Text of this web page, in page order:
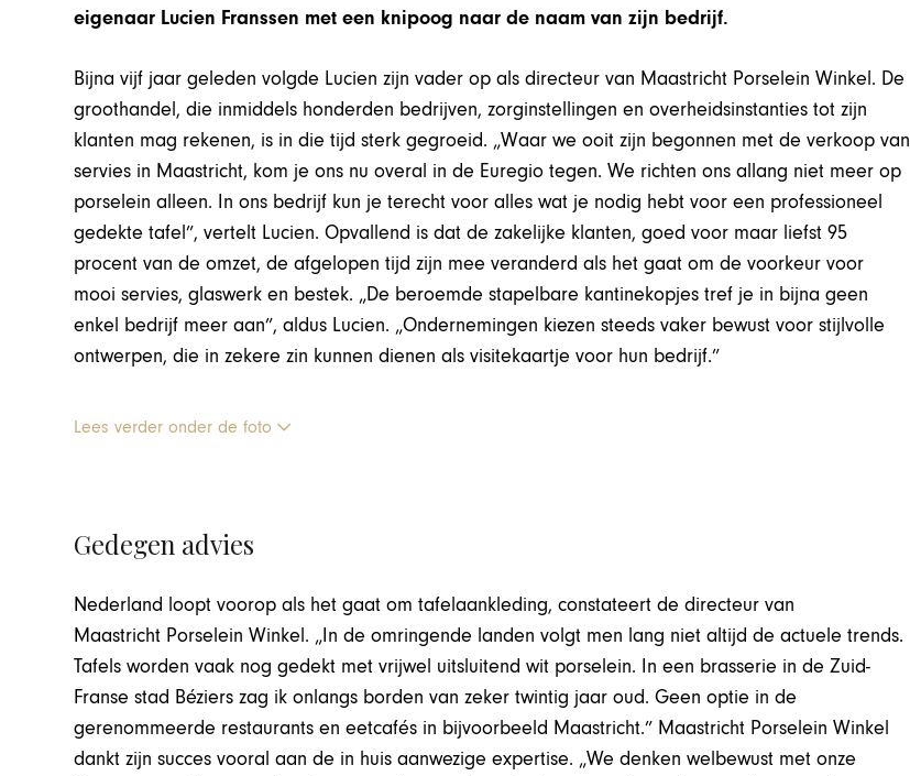
eigenaar Lucien Franssen met een knipoog naar de naam van zijn bedrijf.
Bijna vijf jaar geleden volgde Lucien zijn vader op als directeur van Maastricht Porselein Winkel. De
groothandel, die inmiddels honderden bedrijven, zorginstellingen en overheidsinstanties tot zijn
klanten mag rekenen, is in die tijd sterk gegroeid. „Waar we ooit zijn begonnen met de verkoop van
servies in Maastricht, kom je ons nu overal in de Euregio tegen. We richten ons allang niet meer op
porselein alleen. In ons bedrijf kun je terecht voor alles wat je nodig hebt voor een professioneel
gedekte tafel”, vertelt Lucien. Opvallend is dat de zakelijke klanten, goed voor maar liefst 95
procent van de omzet, de afgelopen tijd zijn mee veranderd als het gaat om de voorkeur voor
mooi servies, glaswerk en bestek. „De beroemde stapelbare kantinekopjes tref je in bijna geen
enkel bedrijf meer aan”, aldus Lucien. „Ondernemingen kiezen steeds vaker bewust voor stijlvolle
ontwerpen, die in zekere zin kunnen dienen als visitekaartje voor hun bedrijf.”
Lees verder onder de foto
Gedegen advies
Nederland loopt voorop als het gaat om tafelaankleding, constateert de directeur van
Maastricht Porselein Winkel. „In de omringende landen volgt men lang niet altijd de actuele trends.
Tafels worden vaak nog gedekt met vrijwel uitsluitend wit porselein. In een brasserie in de Zuid-
Franse stad Béziers zag ik onlangs borden van zeker twintig jaar oud. Geen optie in de
gerenommeerde restaurants en eetcafés in bijvoorbeeld Maastricht.” Maastricht Porselein Winkel
dankt zijn succes vooral aan de in huis aanwezige expertise. „We denken welbewust met onze